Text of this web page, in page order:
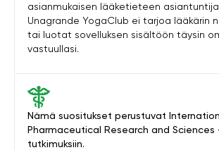
Nämä suositukset perustuvat
Pharmaceutical Research and Sciences
tutkimuksiin.
asianmukaisen lääketieteen
Unagrande YogaClub ei tarjoa lääkärin
tai luotat sovelluksen sisältöön täysin
vastuullasi.